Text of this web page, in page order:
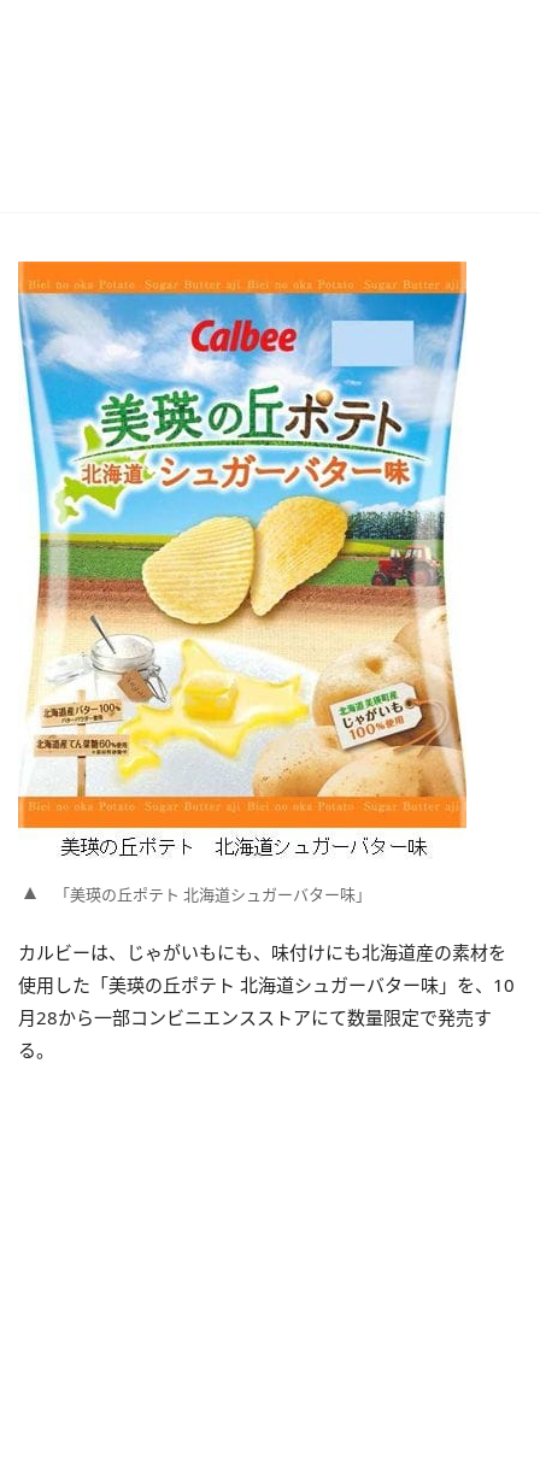
「美瑛の丘ポテト 北海道シュガーバター味」
カルビーは、じゃがいもにも、味付けにも北海道産の素材を
使用した「美瑛の丘ポテト 北海道シュガーバター味」を、10
月28から一部コンビニエンスストアにて数量限定で発売す
る。